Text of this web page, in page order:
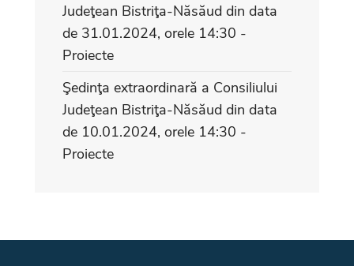
Judeţean Bistriţa-Năsăud din data
de 31.01.2024, orele 14:30 -
Proiecte
Şedinţa extraordinară a Consiliului
Judeţean Bistriţa-Năsăud din data
de 10.01.2024, orele 14:30 -
Proiecte